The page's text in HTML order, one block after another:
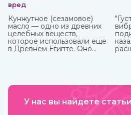
вред
Кунжутное (сезамовое)
масло — одно из древних
целебных веществ,
которое использовали еще
в Древнем Египте. Оно
долго, до 9 лет, может
ценных качеств.
Это
У нас вы найдете